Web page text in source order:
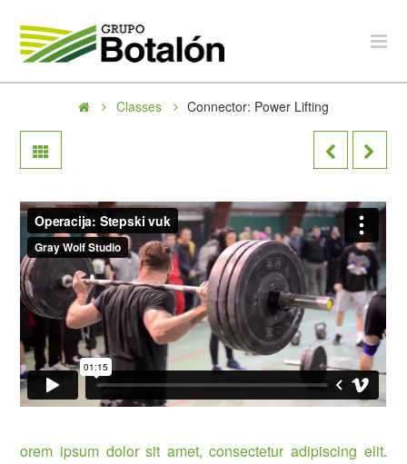
Grupo
Botalón
Classes Connector: Power Lifting
orem ipsum dolor sit amet, consectetur adipiscing elit.